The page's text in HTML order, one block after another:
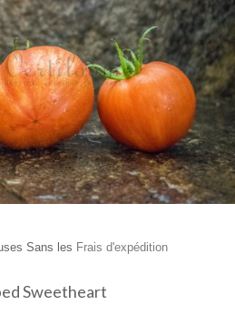
Sans les Frais d'expédition
Sweetheart